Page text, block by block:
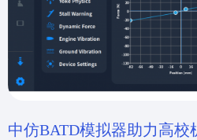
中仿BATD模拟器助力高校